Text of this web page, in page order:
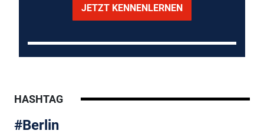
JETZT KENNENLERNEN
HASHTAG
#Berlin